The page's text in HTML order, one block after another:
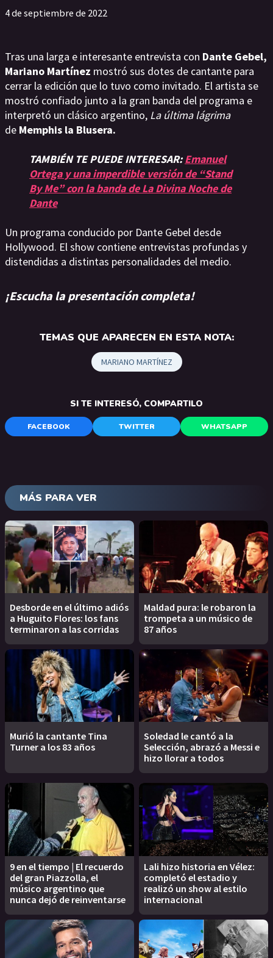
4 de septiembre de 2022
Tras una larga e interesante entrevista con Dante Gebel,
Mariano Martínez mostró sus dotes de cantante para
cerrar la edición que lo tuvo como invitado. El artista se
mostró confiado junto a la gran banda del programa e
interpretó un clásico argentino, La última lágrima
de Memphis la Blusera.
TAMBIÉN TE PUEDE INTERESAR:Emanuel
Ortega y una imperdible versión de “Stand
By Me” con la banda de La Divina Noche de
Dante
Un programa conducido por Dante Gebel desde
Hollywood. El show contiene entrevistas profundas y
distendidas a distintas personalidades del medio.
¡Escucha la presentación completa!
TEMAS QUE APARECEN EN ESTA NOTA:
MARIANO MARTÍNEZ
SI TE INTERESÓ, COMPARTILO
FACEBOOK TWITTER WHATSAPP
MÁS PARA VER
Desborde en el último adiós
a Huguito Flores: los fans
terminaron a las corridas
Maldad pura: le robaron la
trompeta a un músico de
87 años
Murió la cantante Tina
Turner a los 83 años
Soledad le cantó a la
Selección, abrazó a Messi e
hizo llorar a todos
9 en el tiempo | El recuerdo
del gran Piazzolla, el
músico argentino que
nunca dejó de reinventarse
Lali hizo historia en Vélez:
completó el estadio y
realizó un show al estilo
internacional